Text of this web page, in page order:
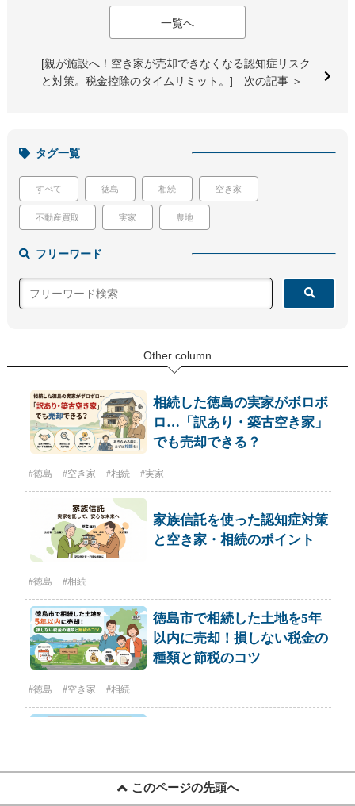
一覧へ
[親が施設へ！空き家が売却できなくなる認知症リスク
と対策。税金控除のタイムリミット。] 次の記事 ＞
タグ一覧
すべて 徳島 相続 空き家
不動産買取 実家 農地
フリーワード
Other column
このページの先頭へ